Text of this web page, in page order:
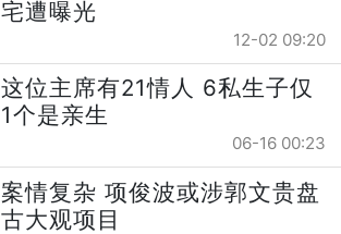
宅遭曝光
12-02 09:20
这位主席有21情人 6私生子仅
1个是亲生
06-16 00:23
案情复杂 项俊波或涉郭文贵盘
古大观项目